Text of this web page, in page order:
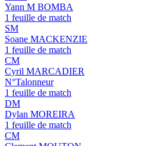
Yann M BOMBA
1 feuille de match
SM
Soane MACKENZIE
1 feuille de match
CM
Cyril MARCADIER
N°Talonneur
1 feuille de match
DM
Dylan MOREIRA
1 feuille de match
CM